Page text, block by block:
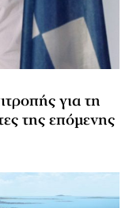
για τη
της επόμενης